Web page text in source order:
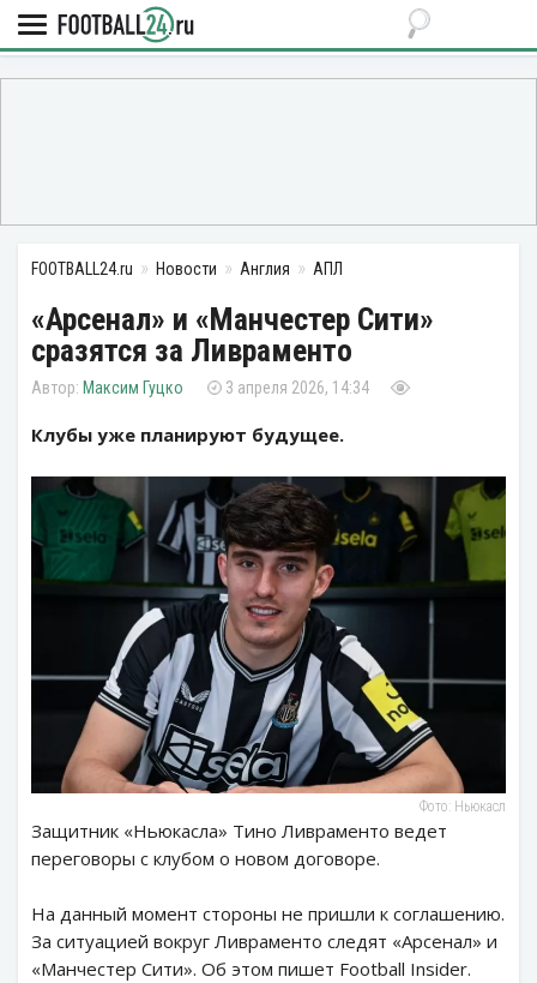
FOOTBALL24.ru Новости Англия АПЛ
«Арсенал» и «Манчестер Сити»
сразятся за Ливраменто
Максим Гуцко 3 апреля 2026, 14:34
Клубы уже планируют будущее.
Фото: Ньюкасл
Защитник «Ньюкасла» Тино Ливраменто ведет
переговоры с клубом о новом договоре.
На данный момент стороны не пришли к соглашению.
За ситуацией вокруг Ливраменто следят «Арсенал» и
«Манчестер Сити». Об этом пишет Football Insider.